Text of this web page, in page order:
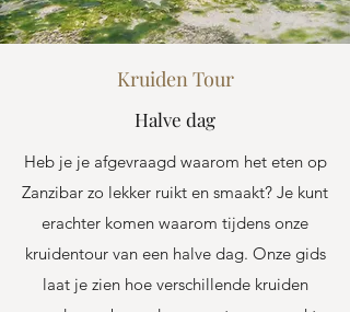
Kruiden Tour
Halve dag
Heb je je afgevraagd waarom het eten op
Zanzibar zo lekker ruikt en smaakt? Je kunt
erachter komen waarom tijdens onze
kruidentour van een halve dag. Onze gids
laat je zien hoe verschillende kruiden